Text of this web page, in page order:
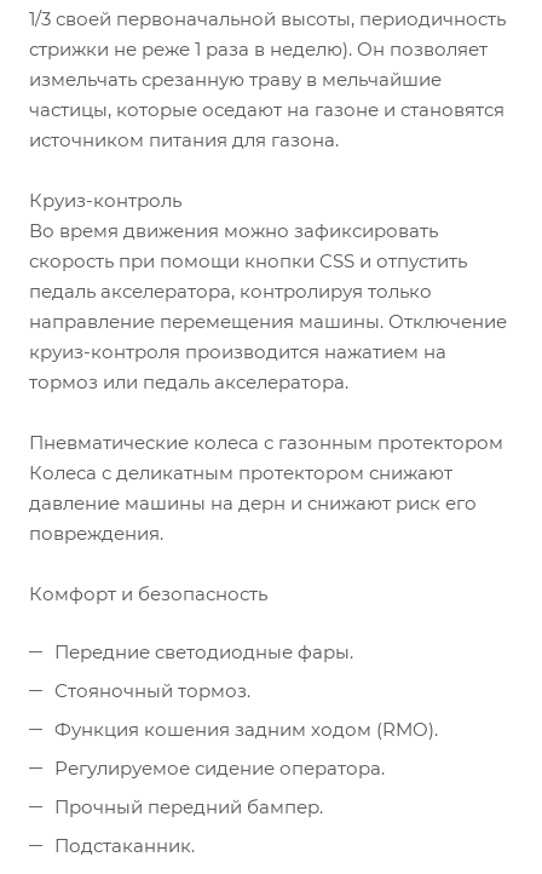
1/3 своей первоначальной высоты, периодичность
стрижки не реже 1 раза в неделю). Он позволяет
измельчать срезанную траву в мельчайшие
частицы, которые оседают на газоне и становятся
источником питания для газона.
Круиз-контроль
Во время движения можно зафиксировать
скорость при помощи кнопки CSS и отпустить
педаль акселератора, контролируя только
направление перемещения машины. Отключение
круиз-контроля производится нажатием на
тормоз или педаль акселератора.
Пневматические колеса с газонным протектором
Колеса с деликатным протектором снижают
давление машины на дерн и снижают риск его
повреждения.
Комфорт и безопасность
Передние светодиодные фары.
Стояночный тормоз.
Функция кошения задним ходом (RMO).
Регулируемое сидение оператора.
Прочный передний бампер.
Подстаканник.